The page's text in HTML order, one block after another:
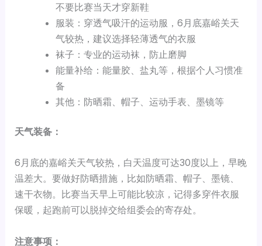
不要比赛当天才穿新鞋
服装：穿透气吸汗的运动服，6月底嘉峪关天
气较热，建议选择轻薄透气的衣服
袜子：专业的运动袜，防止磨脚
能量补给：能量胶、盐丸等，根据个人习惯准
备
其他：防晒霜、帽子、运动手表、墨镜等
天气装备：
6月底的嘉峪关天气较热，白天温度可达30度以上，早晚
温差大。要做好防晒措施，比如防晒霜、帽子、墨镜、
速干衣物。比赛当天早上可能比较凉，记得多穿件衣服
保暖，起跑前可以脱掉交给组委会的寄存处。
注意事项：